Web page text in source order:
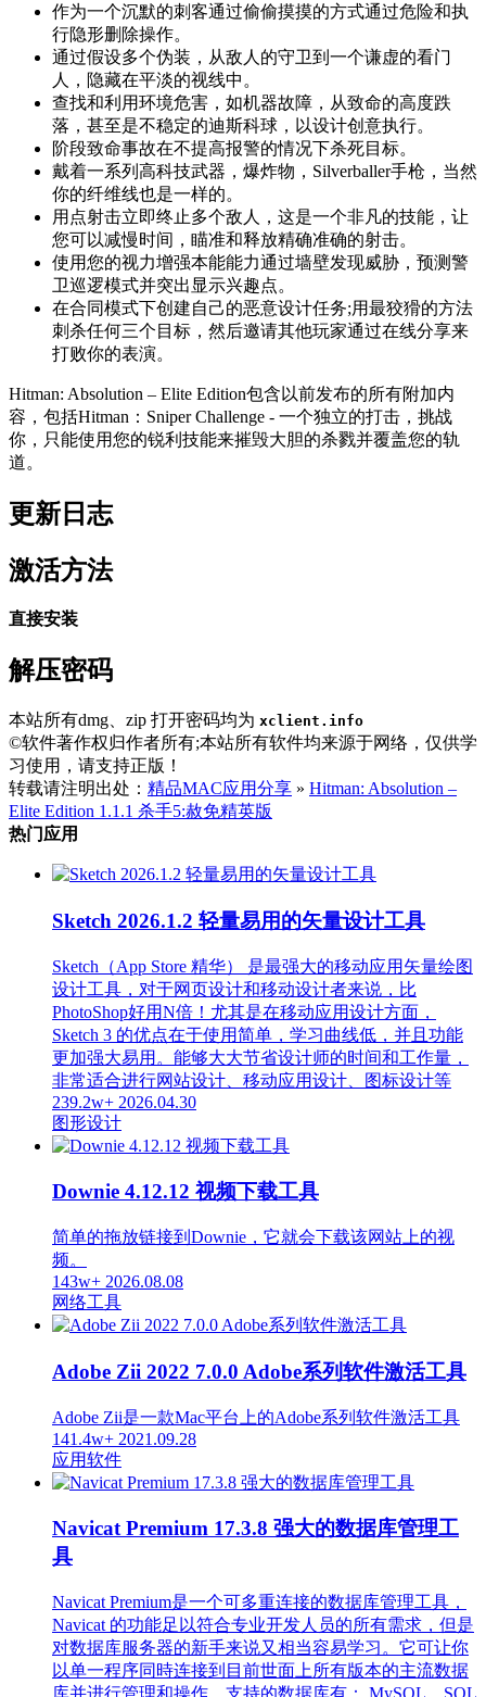
作为一个沉默的刺客通过偷偷摸摸的方式通过危险和执
行隐形删除操作。
通过假设多个伪装，从敌人的守卫到一个谦虚的看门
人，隐藏在平淡的视线中。
查找和利用环境危害，如机器故障，从致命的高度跌
落，甚至是不稳定的迪斯科球，以设计创意执行。
阶段致命事故在不提高报警的情况下杀死目标。
戴着一系列高科技武器，爆炸物，Silverballer手枪，当然
你的纤维线也是一样的。
用点射击立即终止多个敌人，这是一个非凡的技能，让
您可以减慢时间，瞄准和释放精确准确的射击。
使用您的视力增强本能能力通过墙壁发现威胁，预测警
卫巡逻模式并突出显示兴趣点。
在合同模式下创建自己的恶意设计任务;用最狡猾的方法
刺杀任何三个目标，然后邀请其他玩家通过在线分享来
打败你的表演。
Hitman: Absolution – Elite Edition包含以前发布的所有附加内
容，包括Hitman：Sniper Challenge - 一个独立的打击，挑战
你，只能使用您的锐利技能来摧毁大胆的杀戮并覆盖您的轨
道。
更新日志
激活方法
直接安装
解压密码
本站所有dmg、zip 打开密码均为 xclient.info
©软件著作权归作者所有;本站所有软件均来源于网络，仅供学
习使用，请支持正版！
转载请注明出处： 精品MAC应用分享 » Hitman: Absolution –
Elite Edition 1.1.1 杀手5:赦免精英版
热门应用
Sketch 2026.1.2 轻量易用的矢量设计工具
Sketch（App Store 精华） 是最强大的移动应用矢量绘图
设计工具，对于网页设计和移动设计者来说，比
PhotoShop好用N倍！尤其是在移动应用设计方面，
Sketch 3 的优点在于使用简单，学习曲线低，并且功能
更加强大易用。能够大大节省设计师的时间和工作量，
非常适合进行网站设计、移动应用设计、图标设计等
239.2w+ 2026.04.30
图形设计
Downie 4.12.12 视频下载工具
简单的拖放链接到Downie，它就会下载该网站上的视
频。
143w+ 2026.08.08
网络工具
Adobe Zii 2022 7.0.0 Adobe系列软件激活工具
Adobe Zii是一款Mac平台上的Adobe系列软件激活工具
141.4w+ 2021.09.28
应用软件
Navicat Premium 17.3.8 强大的数据库管理工
具
Navicat Premium是一个可多重连接的数据库管理工具，
Navicat 的功能足以符合专业开发人员的所有需求，但是
对数据库服务器的新手来说又相当容易学习。它可让你
以单一程序同時连接到目前世面上所有版本的主流数据
库并进行管理和操作，支持的数据库有： MySQL、SQL